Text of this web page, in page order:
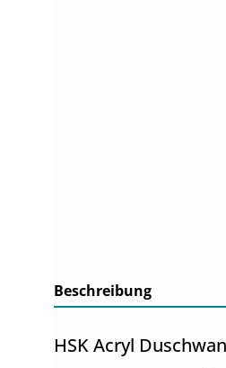
Beschreibung
HSK Acryl